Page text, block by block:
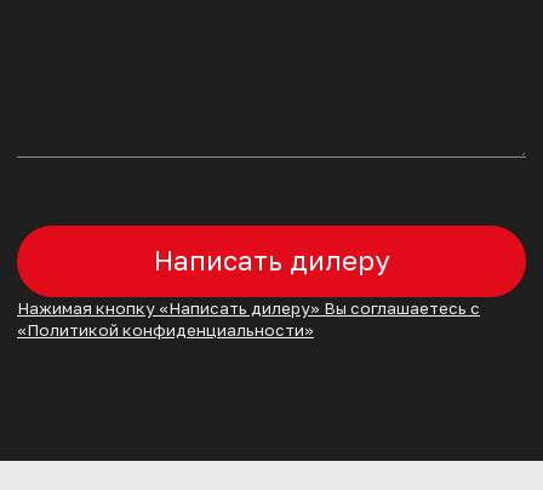
Нажимая кнопку «Написать дилеру» Вы соглашаетесь с
«Политикой конфиденциальности»